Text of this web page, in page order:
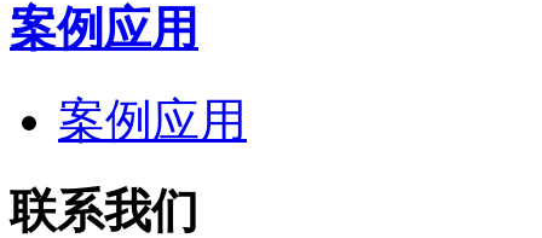
案例应用
案例应用
联系我们